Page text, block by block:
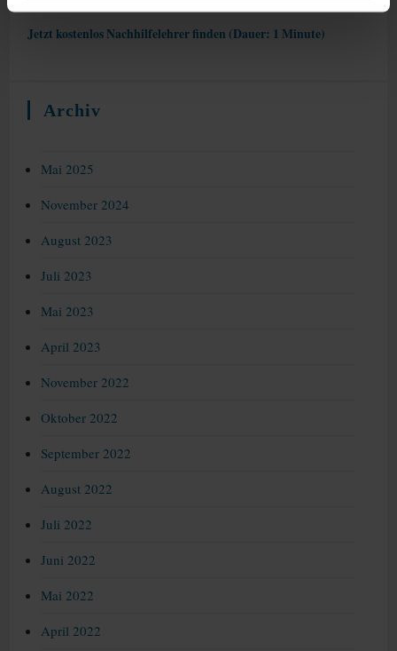
Jetzt kostenlos Nachhilfelehrer finden (Dauer: 1 Minute)
Archiv
Mai 2025
November 2024
August 2023
Juli 2023
Mai 2023
April 2023
November 2022
Oktober 2022
September 2022
August 2022
Juli 2022
Juni 2022
Mai 2022
April 2022